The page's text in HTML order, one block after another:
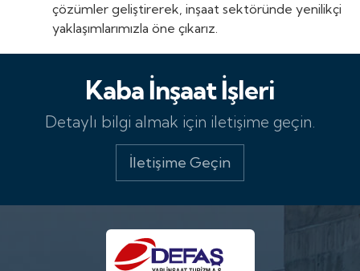
çözümler geliştirerek, inşaat sektöründe yenilikçi
yaklaşımlarımızla öne çıkarız.
Müteahhitlik
İnşaat Taahhüt
Kaba İnşaat İşleri
İnce İnşaat İşleri
ve dahası...
Müteahhitlik
Detaylı bilgi almak için iletişime geçin.
İletişime Geçin